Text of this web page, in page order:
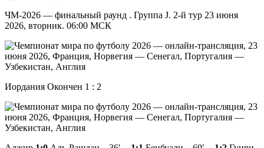
ЧМ-2026 — финальный раунд . Группа J. 2-й тур 23 июня
2026, вторник. 06:00 МСК
Иордания Окончен 1 : 2